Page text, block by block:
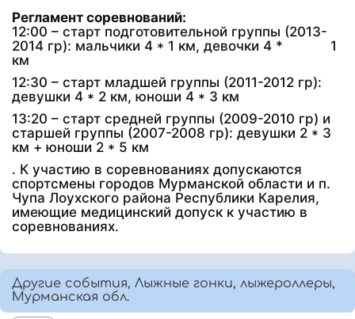
Регламент соревнований:
12:00 – старт подготовительной группы (2013-
2014 гр): мальчики 4 * 1 км, девочки 4 * 1
км
12:30 – старт младшей группы (2011-2012 гр):
девушки 4 * 2 км, юноши 4 * 3 км
13:20 – старт средней группы (2009-2010 гр) и
старшей группы (2007-2008 гр): девушки 2 * 3
км + юноши 2 * 5 км
. К участию в соревнованиях допускаются
спортсмены городов Мурманской области и п.
Чупа Лоухского района Республики Карелия,
имеющие медицинский допуск к участию в
соревнованиях.
Другие события, Лыжные гонки, лыжероллеры,
Мурманская обл.